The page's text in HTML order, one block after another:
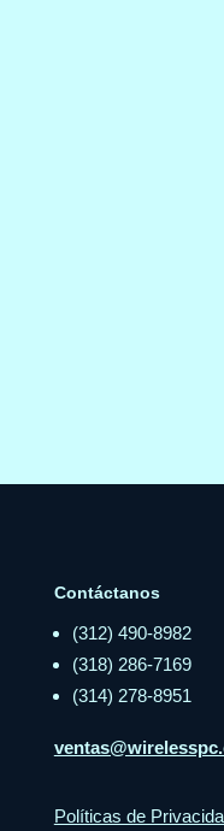
Contáctanos
(312) 490-8982
(318) 286-7169
(314) 278-8951
Políticas de